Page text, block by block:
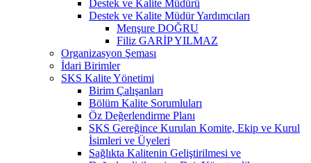
Destek ve Kalite Müdürü
Destek ve Kalite Müdür Yardımcıları
Menşure DOĞRU
Filiz GARİP YILMAZ
Organizasyon Şeması
İdari Birimler
SKS Kalite Yönetimi
Birim Çalışanları
Bölüm Kalite Sorumluları
Öz Değerlendirme Planı
SKS Gereğince Kurulan Komite, Ekip ve Kurul
İsimleri ve Üyeleri
Sağlıkta Kalitenin Geliştirilmesi ve